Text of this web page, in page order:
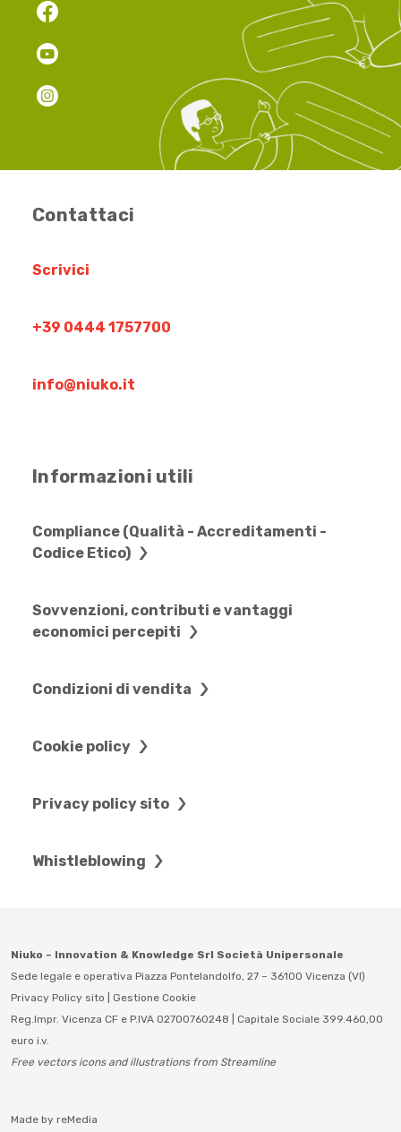
Contattaci
Scrivici
+39 0444 1757700
info@niuko.it
Informazioni utili
Compliance (Qualità - Accreditamenti -
Codice Etico)
Sovvenzioni, contributi e vantaggi
economici percepiti
Condizioni di vendita
Cookie policy
Privacy policy sito
Whistleblowing
Niuko – Innovation & Knowledge Srl Società Unipersonale
Sede legale e operativa Piazza Pontelandolfo, 27 – 36100 Vicenza (VI)
Privacy Policy sito
Gestione Cookie
Reg.Impr. Vicenza CF e P.IVA 02700760248 | Capitale Sociale 399.460,00
euro i.v.
Free vectors icons and illustrations from Streamline
Made by reMedia